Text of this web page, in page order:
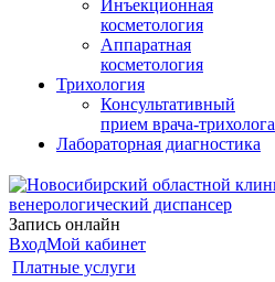
Инъекционная
косметология
Аппаратная
косметология
Трихология
Консультативный
прием врача-трихолога
Лабораторная диагностика
Запись онлайн
ВходМой кабинет
Платные услуги